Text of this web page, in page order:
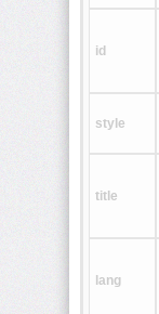
<dfn>
<dir>
<dt>
id
style
title
lang